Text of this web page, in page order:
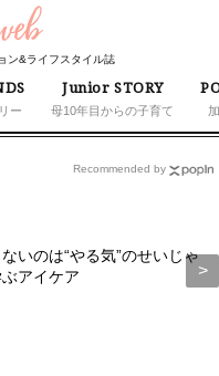
ン&ライフスタイル誌
ー
Junior STORY
母10年目からの子育て
いのは“やる気”のせいじゃ
アイケア
Recommended by